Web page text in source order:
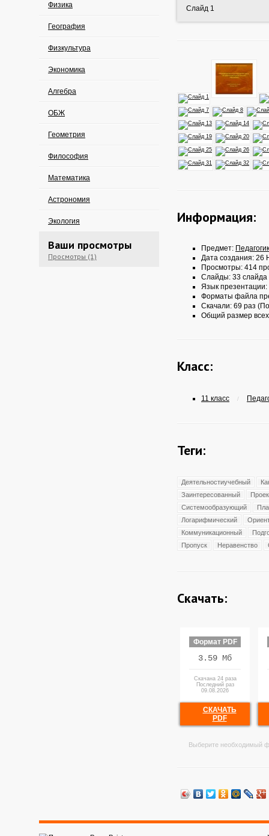
Физика
География
Физкультура
Экономика
Алгебра
ОБЖ
Геометрия
Философия
Математика
Астрономия
Экология
Ваши просмотры
Просмотры (1)
Слайд 1
Информация:
Предмет:
Дата создания: 26
Просмотры: 414
Слайды: 33 слайда
Язык презентации:
Форматы файла
Скачали: 69 раз
Общий размер
Класс:
11 класс /
Теги:
Деятельностиучебный
Заинтересованный
Системообразующий
Логарифмический
Коммуникационный
Пропуск
Неравенство
Скачать:
Формат PDF
3.59 Мб
Скачана 24 раза
Последний раз
09.08.2026
СКАЧАТЬ
PDF
Выберите необходимый